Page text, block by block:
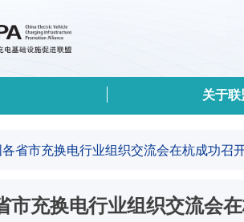
关于联
各省市充换电行业组织交流会在杭成功召
市充换电行业组织交流会